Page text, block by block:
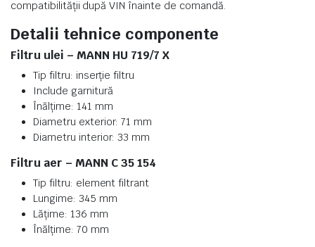
compatibilității după VIN înainte de comandă.
Detalii tehnice componente
Filtru ulei – MANN HU 719/7 X
Tip filtru: inserție filtru
Include garnitură
Înălțime: 141 mm
Diametru exterior: 71 mm
Diametru interior: 33 mm
Filtru aer – MANN C 35 154
Tip filtru: element filtrant
Lungime: 345 mm
Lățime: 136 mm
Înălțime: 70 mm